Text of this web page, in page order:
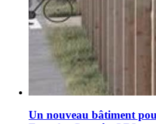
Un nouveau bâtiment